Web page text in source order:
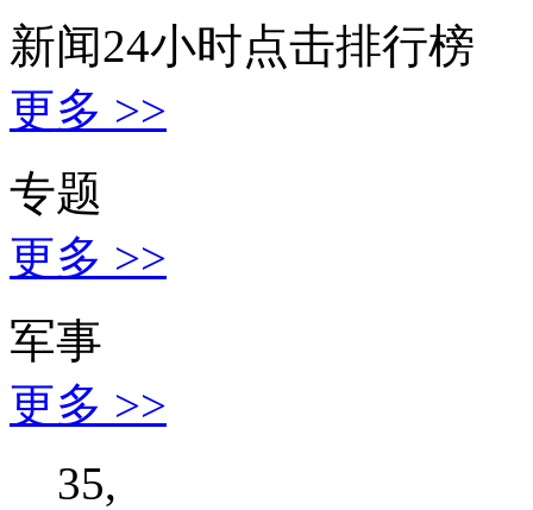
新闻24小时点击排行榜
更多 >>
专题
更多 >>
军事
更多 >>
35,